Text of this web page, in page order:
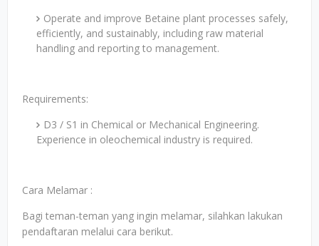
Operate and improve Betaine plant processes safely,
efficiently, and sustainably, including raw material
handling and reporting to management.
Requirements:
D3 / S1 in Chemical or Mechanical Engineering.
Experience in oleochemical industry is required.
Cara Melamar :
Bagi teman-teman yang ingin melamar, silahkan lakukan
pendaftaran melalui cara berikut.